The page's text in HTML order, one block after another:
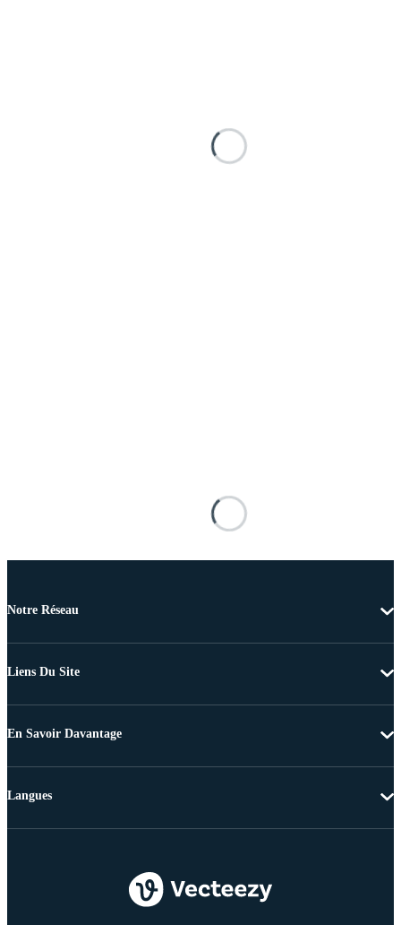
Notre Réseau
Liens Du Site
En Savoir Davantage
Langues